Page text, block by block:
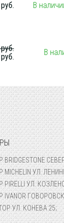
В
В
УЛ.
УЛ.
УЛ. КОНЕВА 25;